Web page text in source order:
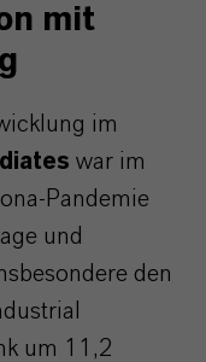
mit
im
war im
Pandemie
und
den
um 11,2